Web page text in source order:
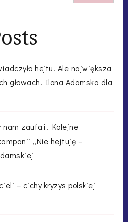
hejtu. Ale największa
głowach. Ilona Adamska dla
nam zaufali. Kolejne
„Nie hejtuję –
– cichy kryzys polskiej